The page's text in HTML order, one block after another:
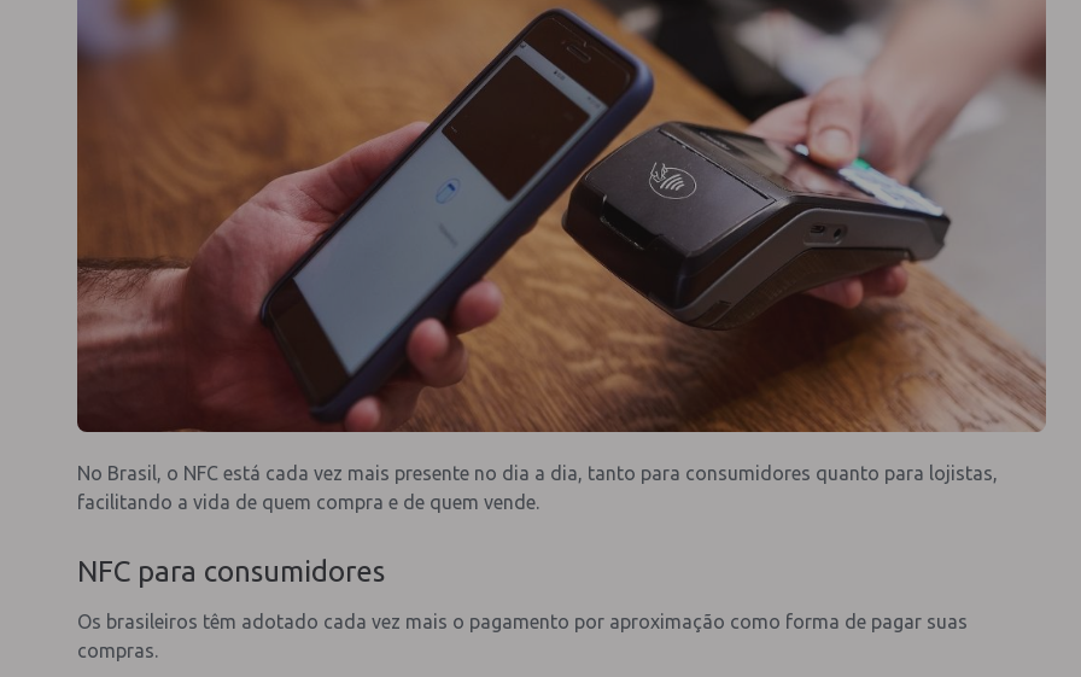
No Brasil, o NFC está cada vez mais presente no dia a dia, tanto para consumidores quanto para lojistas,
facilitando a vida de quem compra e de quem vende.
NFC para consumidores
Os brasileiros têm adotado cada vez mais o pagamento por aproximação como forma de pagar suas
compras.